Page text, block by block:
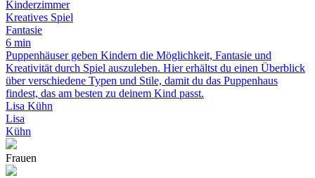
Kinderzimmer
Kreatives Spiel
Fantasie
6 min
Puppenhäuser geben Kindern die Möglichkeit, Fantasie und
Kreativität durch Spiel auszuleben. Hier erhältst du einen Überblick
über verschiedene Typen und Stile, damit du das Puppenhaus
findest, das am besten zu deinem Kind passt.
Lisa Kühn
Lisa
Kühn
Frauen